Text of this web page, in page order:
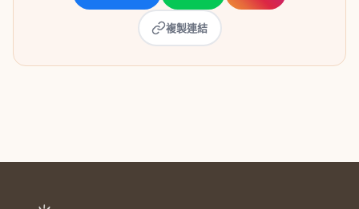
複製連結